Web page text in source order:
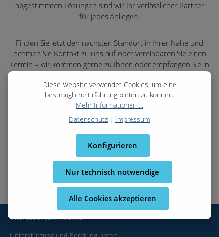
abgestimmten Lösungen sind wir Ihr verlässlicher Partner
für jedes Anliegen.
Finden Sie jetzt den nächsten Standort in Ihrer Nähe und
nehmen Sie Kontakt zu uns auf oder vereinbaren Sie einen
Termin – wir kommen gerne zu Ihnen oder empfangen Sie in
Interessenten-Hotline
Diese Website verwendet Cookies, um eine
bestmögliche Erfahrung bieten zu können.
Mehr Informationen ...
Datenschutz | Impressum
Nur technisch notwendige
Konfigurieren
Alle Cookies akzeptieren